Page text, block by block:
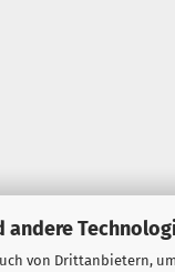
andere
von Drittanbietern,